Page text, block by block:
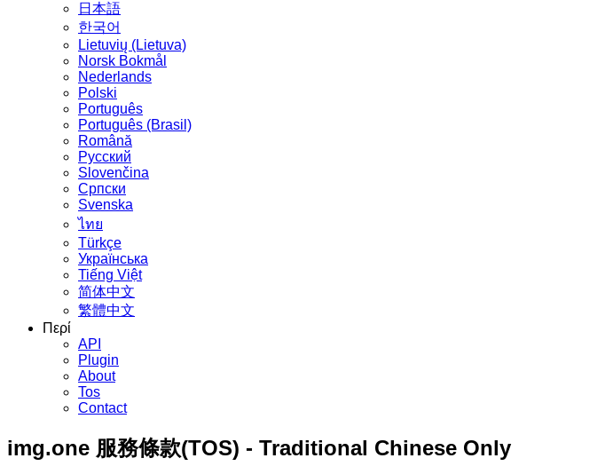
日本語
한국어
Lietuvių (Lietuva)
‪Norsk Bokmål‬
Nederlands
Polski
Português
Português (Brasil)
Română
Русский
Slovenčina
Српски
Svenska
ไทย
Türkçe
Українська
Tiếng Việt
简体中文
繁體中文
Περί
API
Plugin
About
Tos
Contact
img.one 服務條款(TOS) - Traditional Chinese Only